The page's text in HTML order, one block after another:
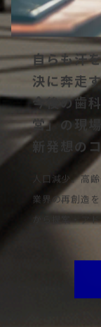
自らも汗
決に奔走す
今後の歯
営」の現
新発想の
人口減少、高
業界の再創造
から提案・ア